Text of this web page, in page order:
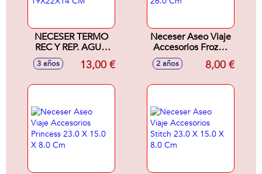
NECESER TERMO
REC Y REP. AGUA
MIFFY "NIEBLA"
19X22X14 CM
3 años 13,00 €
Neceser Aseo Viaje
Accesorios Frozen
16.0 X 10.0 X 26.0
2 años 8,00 €